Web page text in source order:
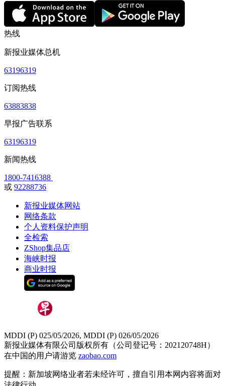
热线
新报业媒体总机
63196319
订阅热线
63883838
早报广告联系
63196319
新闻热线
1800-7416388
或 92288736
新报业媒体网站
网络条款
个人资料保护声明
全检索
ZShop集品店
海峡时报
商业时报
MDDI (P) 025/05/2026, MDDI (P) 026/05/2026
新报业媒体有限公司版权所有（公司登记号：202120748H）
在中国的用户请游览 zaobao.com
提醒：新加坡网络业者若未经许可，擅自引用本网内容将面对